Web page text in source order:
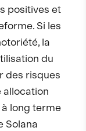
positives et
Si les
la
du
des risques
allocation
long terme
Solana